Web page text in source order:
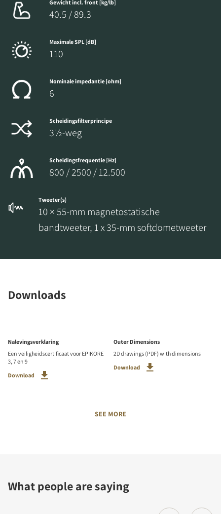
Gewicht incl. front [kg/lb]
40.5 / 89.3
Maximale SPL [dB]
110
Nominale impedantie [ohm]
6
Scheidingsfilterprincipe
3½-weg
Scheidingsfrequentie [Hz]
800 / 2500 / 12.500
Tweeter(s)
10 × 55-mm magnetostatische
bandtweeter, 1 x 35-mm softdometweeter
Downloads
Nalevingsverklaring
Een veiligheidscertificaat voor EPIKORE
3, 7 en 9
Download
Outer Dimensions
2D drawings (PDF) with dimensions
Download
SEE MORE
What people are saying